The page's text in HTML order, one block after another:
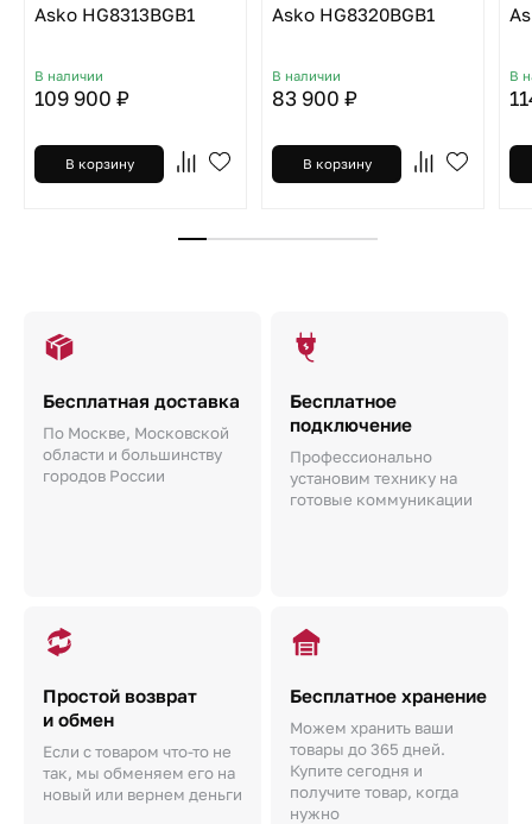
Asko HG8313BGB1
В наличии
109 900 ₽
В корзину
Asko HG8320BGB1
В наличии
83 900 ₽
В корзину
В
Бесплатная доставка
По Москве, Московской
области и большинству
городов России
Бесплатное
подключение
Профессионально
установим технику на
готовые коммуникации
Простой возврат
и обмен
Если с товаром что-то не
так, мы обменяем его на
новый или вернем деньги
Бесплатное хранение
Можем хранить ваши
товары до 365 дней.
Купите сегодня и
получите товар, когда
нужно